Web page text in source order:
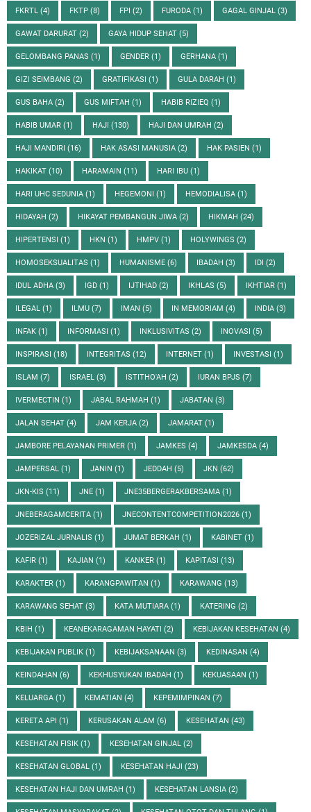
FKRTL (4) FKTP (8) FPI (2) FURODA (1) GAGAL GINJAL (3)
GAWAT DARURAT (2) GAYA HIDUP SEHAT (5)
GELOMBANG PANAS (1) GENDER (1) GERHANA (1)
GIZI SEIMBANG (2) GRATIFIKASI (1) GULA DARAH (1)
GUS BAHA (2) GUS MIFTAH (1) HABIB RIZIEQ (1)
HABIB UMAR (1) HAJI (130) HAJI DAN UMRAH (2)
HAJI MANDIRI (16) HAK ASASI MANUSIA (2) HAK PASIEN (1)
HAKIKAT (10) HARAMAIN (11) HARI IBU (1)
HARI UHC SEDUNIA (1) HEGEMONI (1) HEMODIALISA (1)
HIDAYAH (2) HIKAYAT PEMBANGUN JIWA (2) HIKMAH (24)
HIPERTENSI (1) HKN (1) HMPV (1) HOLYWINGS (2)
HOMOSEKSUALITAS (1) HUMANISME (6) IBADAH (3) IDI (2)
IDUL ADHA (3) IGD (1) IJTIHAD (2) IKHLAS (5) IKHTIAR (1)
ILEGAL (1) ILMU (7) IMAN (5) IN MEMORIAM (4) INDIA (3)
INFAK (1) INFORMASI (1) INKLUSIVITAS (2) INOVASI (5)
INSPIRASI (18) INTEGRITAS (12) INTERNET (1) INVESTASI (1)
ISLAM (7) ISRAEL (3) ISTITHO'AH (2) IURAN BPJS (7)
IVERMECTIN (1) JABAL RAHMAH (1) JABATAN (3)
JALAN SEHAT (4) JAM KERJA (2) JAMARAT (1)
JAMBORE PELAYANAN PRIMER (1) JAMKES (4) JAMKESDA (4)
JAMPERSAL (1) JANIN (1) JEDDAH (5) JKN (62)
JKN-KIS (11) JNE (1) JNE35BERGERAKBERSAMA (1)
JNEBERAGAMCERITA (1) JNECONTENTCOMPETITION2026 (1)
JOZERIZAL JURNALIS (1) JUMAT BERKAH (1) KABINET (1)
KAFIR (1) KAJIAN (1) KANKER (1) KAPITASI (13)
KARAKTER (1) KARANGPAWITAN (1) KARAWANG (13)
KARAWANG SEHAT (3) KATA MUTIARA (1) KATERING (2)
KBIH (1) KEANEKARAGAMAN HAYATI (2) KEBIJAKAN KESEHATAN (4)
KEBIJAKAN PUBLIK (1) KEBIJAKSANAAN (3) KEDINASAN (4)
KEINDAHAN (6) KEKHUSYUKAN IBADAH (1) KEKUASAAN (1)
KELUARGA (1) KEMATIAN (4) KEPEMIMPINAN (7)
KERETA API (1) KERUSAKAN ALAM (6) KESEHATAN (43)
KESEHATAN FISIK (1) KESEHATAN GINJAL (2)
KESEHATAN GLOBAL (1) KESEHATAN HAJI (23)
KESEHATAN HAJI DAN UMRAH (1) KESEHATAN LANSIA (2)